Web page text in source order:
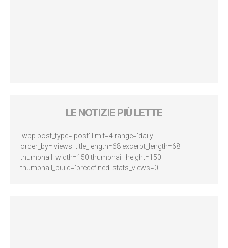
LE NOTIZIE PIÙ LETTE
[wpp post_type='post' limit=4 range='daily'
order_by='views' title_length=68 excerpt_length=68
thumbnail_width=150 thumbnail_height=150
thumbnail_build='predefined' stats_views=0]